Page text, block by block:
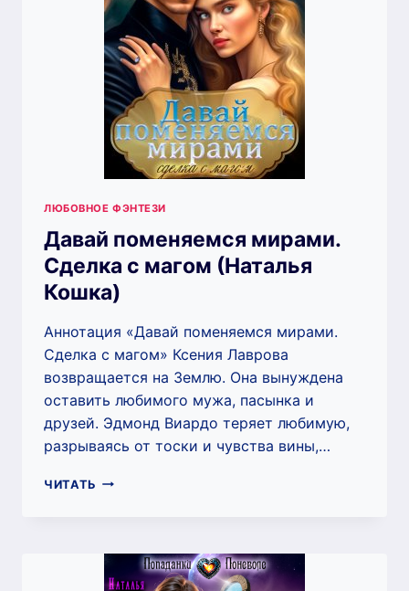
ЛЮБОВНОЕ ФЭНТЕЗИ
Давай поменяемся мирами.
Сделка с магом (Наталья
Кошка)
Аннотация «Давай поменяемся мирами.
Сделка с магом» Ксения Лаврова
возвращается на Землю. Она вынуждена
оставить любимого мужа, пасынка и
друзей. Эдмонд Виардо теряет любимую,
разрываясь от тоски и чувства вины,…
ЧИТАТЬ ДАВАЙ
С
МАГОМ